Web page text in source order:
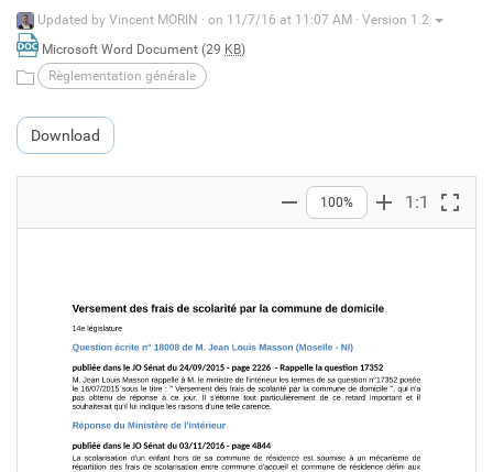
Updated by Vincent MORIN · on 11/7/16 at 11:07 AM · Version 1.2
Microsoft Word Document (29 KB)
Règlementation générale
Download
Zoom out
100%
Zoom in
1:1 Full